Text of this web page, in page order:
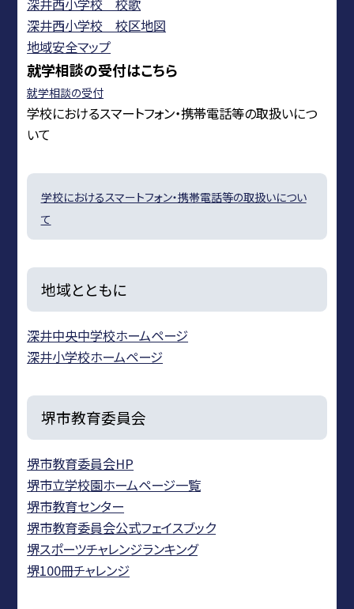
深井西小学校 校区地図
地域安全マップ
就学相談の受付はこちら
就学相談の受付
学校におけるスマートフォン・携帯電話等の取扱いにつ
いて
学校におけるスマートフォン・携帯電話等の取扱いについ
て
地域とともに
深井中央中学校ホームページ
深井小学校ホームページ
堺市教育委員会
堺市教育委員会HP
堺市立学校園ホームページ一覧
堺市教育センター
堺市教育委員会公式フェイスブック
堺スポーツチャレンジランキング
堺100冊チャレンジ